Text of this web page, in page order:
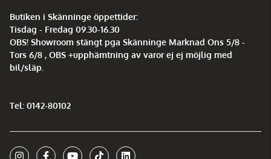
Butiken i Skänninge öppettider:
Tisdag - Fredag 09.30-16.30
OBS! Showroom stängt pga Skänninge Marknad Ons 5/8 -
Tors 6/8 , OBS +upphämtning av varor ej ej möjlig med
bil/släp.
Tel: 0142-80102